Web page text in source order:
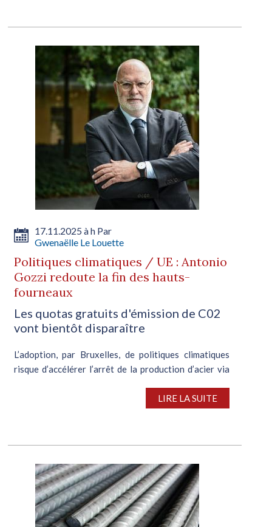
17.11.2025 à h Par
Gwenaëlle Le Louette
Politiques climatiques / UE : Antonio
Gozzi redoute la fin des hauts-
fourneaux
Les quotas gratuits d'émission de C02
vont bientôt disparaître
L’adoption, par Bruxelles, de politiques climatiques
risque d’accélérer l’arrêt de la production d’acier via
situation imputable à l’instauration, d’ici janvier 2026,
LIRE LA SUITE